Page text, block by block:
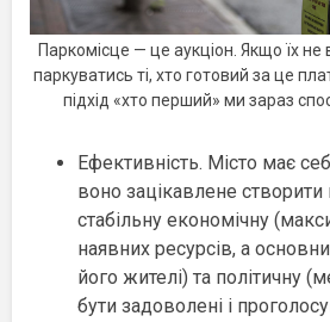
Паркомісце — це аукціон. Якщо їх
паркуватись ті, хто готовий за це
підхід «хто перший» ми зараз
Ефективність. Місто має
воно зацікавлене
стабільну економічну
наявних ресурсів, а
його жителі) та політичну
бути задоволені і